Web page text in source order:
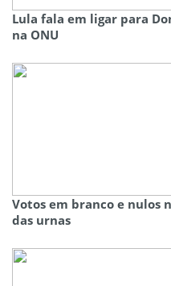
Lula fala em ligar para
na ONU
Votos em branco e nulos
das urnas